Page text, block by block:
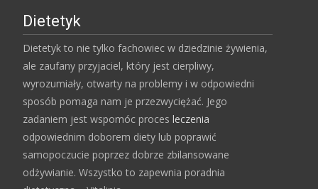
Dietetyk
Dietetyk to nie tylko fachowiec w dziedzinie żywienia,
ale zaufany przyjaciel, który jest cierpliwy,
wyrozumiały, otwarty na problemy i w odpowiedni
sposób pomaga nam je przezwyciężać. Jego
zadaniem jest wspomóc proces leczenia
odpowiednim doborem diety lub poprawić
samopoczucie poprzez dobrze zbilansowane
odżywianie. Wszystko to zapewnia poradnia